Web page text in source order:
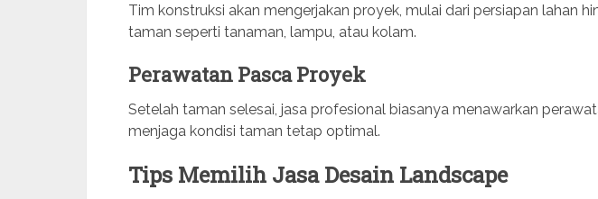
Tim konstruksi akan mengerjakan proyek, mulai dari persiapan lahan
taman seperti tanaman, lampu, atau kolam.
Perawatan Pasca Proyek
Setelah taman selesai, jasa profesional biasanya menawarkan
menjaga kondisi taman tetap optimal.
Tips Memilih Jasa Desain Landscape